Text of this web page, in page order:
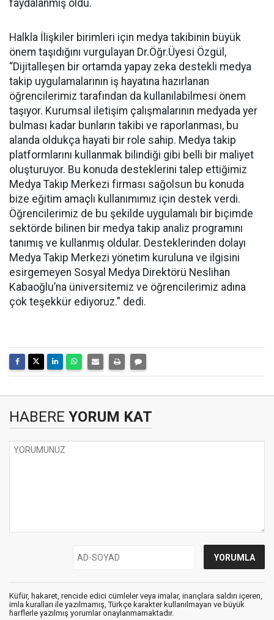
faydalanmış oldu.
Halkla İlişkiler birimleri için medya takibinin büyük
önem taşıdığını vurgulayan Dr.Öğr.Üyesi Özgül,
“Dijitalleşen bir ortamda yapay zeka destekli medya
takip uygulamalarının iş hayatına hazırlanan
öğrencilerimiz tarafından da kullanılabilmesi önem
taşıyor. Kurumsal iletişim çalışmalarının medyada yer
bulması kadar bunların takibi ve raporlanması, bu
alanda oldukça hayati bir role sahip. Medya takip
platformlarını kullanmak bilindiği gibi belli bir maliyet
oluşturuyor. Bu konuda desteklerini talep ettiğimiz
Medya Takip Merkezi firması sağolsun bu konuda
bize eğitim amaçlı kullanımımız için destek verdi.
Öğrencilerimiz de bu şekilde uygulamalı bir biçimde
sektörde bilinen bir medya takip analiz programını
tanımış ve kullanmış oldular. Desteklerinden dolayı
Medya Takip Merkezi yönetim kuruluna ve ilgisini
esirgemeyen Sosyal Medya Direktörü Neslihan
Kabaoğlu’na üniversitemiz ve öğrencilerimiz adına
çok teşekkür ediyoruz.” dedi.
HABERE YORUM KAT
Küfür, hakaret, rencide edici cümleler veya imalar, inançlara saldırı içeren,
imla kuralları ile yazılmamış, Türkçe karakter kullanılmayan ve büyük
harflerle yazılmış yorumlar onaylanmamaktadır.